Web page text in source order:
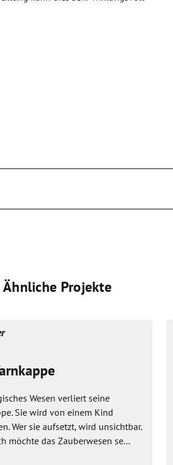
Ähnliche Projekte
Wesen verliert seine
Sie wird von einem Kind
Wer sie aufsetzt, wird unsichtbar.
möchte das Zauberwesen se...